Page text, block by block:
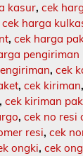
kasur, cek
cek harga
, cek harga
pengiriman
, cek
, cek kiriman,
, cek kiriman
, cek no resi
resi, cek
ongki, cek